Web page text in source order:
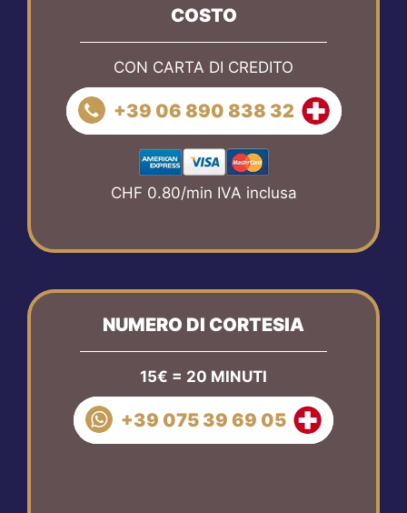
COSTO
CON CARTA DI CREDITO
+39 06 890 838 32
CHF 0.80/min IVA inclusa
NUMERO DI CORTESIA
15€ = 20 MINUTI
+39 075 39 69 05